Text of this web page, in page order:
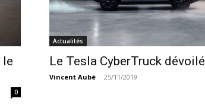
le
0
Actualités
Le Tesla CyberTruck dévoilé
Vincent Aubé - 25/11/2019